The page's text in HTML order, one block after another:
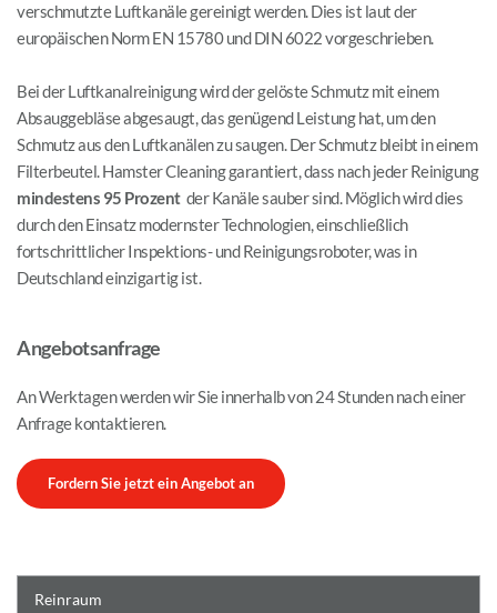
verschmutzte Luftkanäle gereinigt werden. Dies ist laut der
europäischen Norm EN 15780 und DIN 6022 vorgeschrieben.
Bei der Luftkanalreinigung wird der gelöste Schmutz mit einem
Absauggebläse abgesaugt, das genügend Leistung hat, um den
Schmutz aus den Luftkanälen zu saugen. Der Schmutz bleibt in einem
Filterbeutel. Hamster Cleaning garantiert, dass nach jeder Reinigung
mindestens 95 Prozent der Kanäle sauber sind. Möglich wird dies
durch den Einsatz modernster Technologien, einschließlich
fortschrittlicher Inspektions- und Reinigungsroboter, was in
Deutschland einzigartig ist.
Angebotsanfrage
An Werktagen werden wir Sie innerhalb von 24 Stunden nach einer
Anfrage kontaktieren.
Fordern Sie jetzt ein Angebot an
Reinraum